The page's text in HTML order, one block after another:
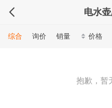
电水
综合 询价 销量 价格
抱歉，暂